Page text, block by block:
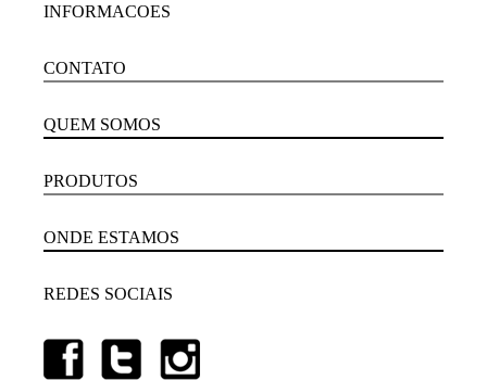
INFORMACOES
CONTATO
QUEM SOMOS
PRODUTOS
ONDE ESTAMOS
REDES SOCIAIS